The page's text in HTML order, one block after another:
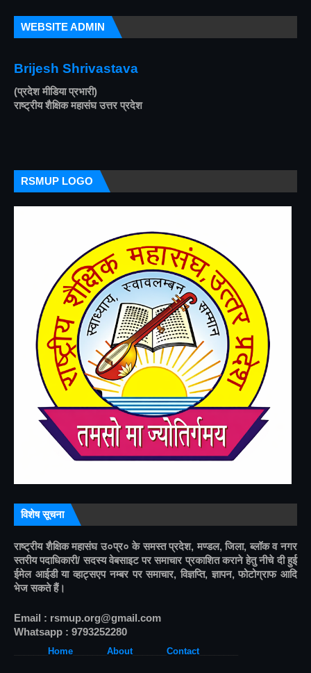
WEBSITE ADMIN
Brijesh Shrivastava
(प्रदेश मीडिया प्रभारी)
राष्ट्रीय शैक्षिक महासंघ उत्तर प्रदेश
RSMUP LOGO
विशेष सूचना
राष्ट्रीय शैक्षिक महासंघ उ०प्र० के समस्त प्रदेश, मण्डल, जिला, ब्लॉक व नगर
स्तरीय पदाधिकारी/ सदस्य वेबसाइट पर समाचार प्रकाशित कराने हेतु नीचे दी हुई
ईमेल आईडी या व्हाट्सएप नम्बर पर समाचार, विज्ञप्ति, ज्ञापन, फोटोग्राफ आदि
भेज सकते हैं।
Email : rsmup.org@gmail.com
Whatsapp : 9793252280
Home About______ Contact________